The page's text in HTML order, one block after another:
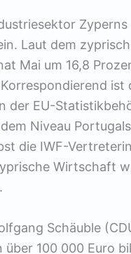
Zyperns
Laut dem
Mai um 16,8
der EU-
Niveau
die IWF-
Wirtschaft
Schäuble
über 100 000 Euro